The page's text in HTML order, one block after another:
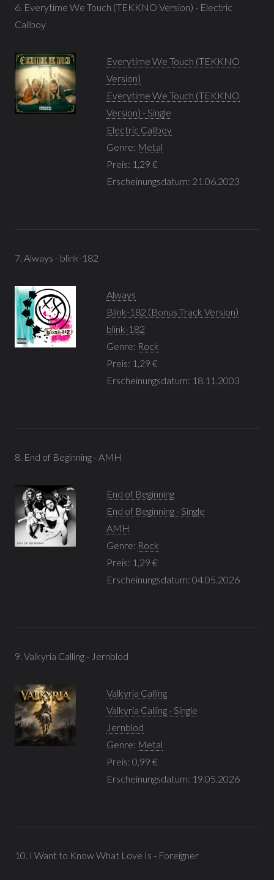
6. Everytime We Touch (TEKKNO Version) - Electric
Callboy
Everytime We Touch (TEKKNO
Version)
Everytime We Touch (TEKKNO
Version) - Single
Electric Callboy
Genre: Metal
Preis: 1,29 €
Erscheinungsdatum: 21.06.2023
7. Always - blink-182
Always
Blink-182 (Bonus Track Version)
blink-182
Genre: Rock
Preis: 1,29 €
Erscheinungsdatum: 18.11.2003
8. End of Beginning - AMH
End of Beginning
End of Beginning - Single
AMH
Genre: Rock
Preis: 1,29 €
Erscheinungsdatum: 04.05.2026
9. Valkyria Calling - Jernblod
Valkyria Calling
Valkyria Calling - Single
Jernblod
Genre: Metal
Preis: 0,99 €
Erscheinungsdatum: 19.05.2026
10. I Want to Know What Love Is - Foreigner